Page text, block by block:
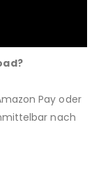
Pay oder
nach